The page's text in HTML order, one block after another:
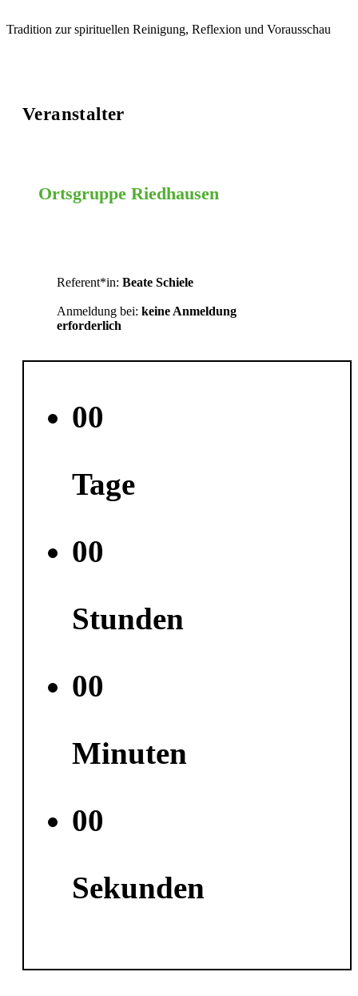
Tradition zur spirituellen Reinigung, Reflexion und Vorausschau
Veranstalter
Ortsgruppe Riedhausen
Referent*in: Beate Schiele
Anmeldung bei: keine Anmeldung
erforderlich
00
Tage
00
Stunden
00
Minuten
00
Sekunden